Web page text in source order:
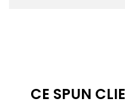
CE SPUN